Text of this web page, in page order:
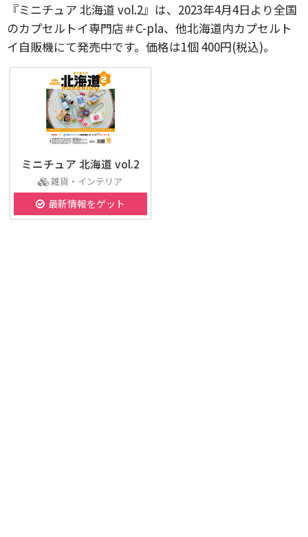
『ミニチュア 北海道 vol.2』は、2023年4月4日より全国
のカプセルトイ専門店＃C-pla、他北海道内カプセルト
イ自販機にて発売中です。価格は1個 400円(税込)。
ミニチュア 北海道 vol.2
雑貨・インテリア
最新情報をゲット